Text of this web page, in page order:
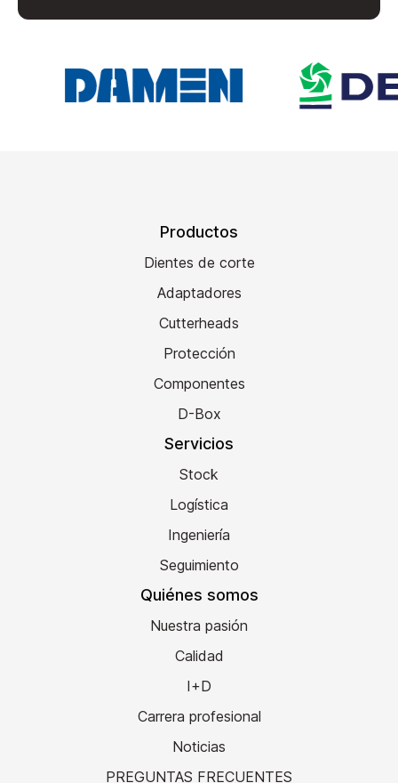
Productos
Dientes de corte
Adaptadores
Cutterheads
Protección
Componentes
D-Box
Servicios
Stock
Logística
Ingeniería
Seguimiento
Quiénes somos
Nuestra pasión
Calidad
I+D
Carrera profesional
Noticias
PREGUNTAS FRECUENTES